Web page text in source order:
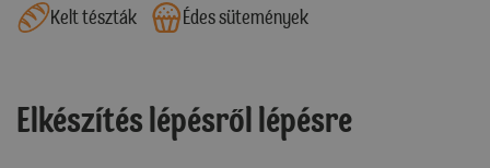
Kelt tészták
Édes sütemények
Elkészítés lépésről lépésre